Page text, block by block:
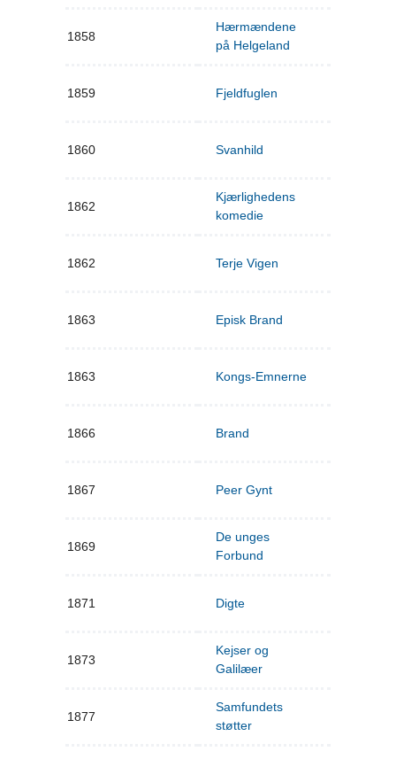
1858
Hærmændene
på Helgeland
1859 Fjeldfuglen
1860 Svanhild
1862
Kjærlighedens
komedie
1862 Terje Vigen
1863 Episk Brand
1863 Kongs-Emnerne
1866 Brand
1867 Peer Gynt
1869
De unges
Forbund
1871 Digte
1873
Kejser og
Galilæer
1877
Samfundets
støtter